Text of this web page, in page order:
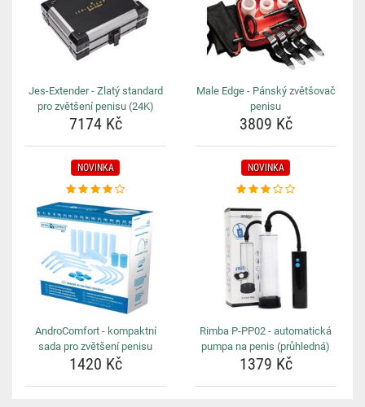
Jes-Extender - Zlatý standard
pro zvětšení penisu (24K)
7174 Kč
Male Edge - Pánský zvětšovač
penisu
3809 Kč
NOVINKA
AndroComfort - kompaktní
sada pro zvětšení penisu
1420 Kč
NOVINKA
Rimba P-PP02 - automatická
pumpa na penis (průhledná)
1379 Kč